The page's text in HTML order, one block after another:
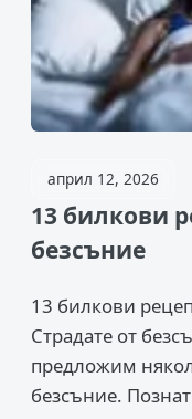
април 12, 2026
13 билкови
безсъние
13 билкови
Страдате от
предложим
безсъние.